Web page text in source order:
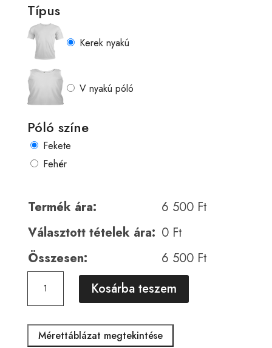
Típus
Kerek nyakú
V nyakú póló
Póló színe
Fekete
Fehér
Termék ára: 6 500 Ft
Választott tételek ára: 0 Ft
Összesen:
6 500 Ft
00088
Kosárba teszem
A
Mérettáblázat megtekintése